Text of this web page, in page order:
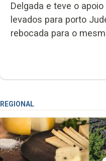
Delgada e teve o
levados para porto
rebocada para o
REGIONAL